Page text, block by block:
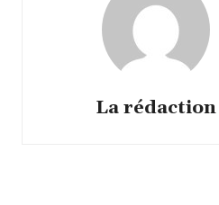
La rédaction